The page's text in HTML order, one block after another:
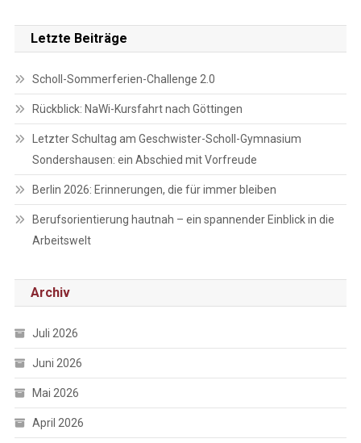
Letzte Beiträge
Scholl-Sommerferien-Challenge 2.0
Rückblick: NaWi-Kursfahrt nach Göttingen
Letzter Schultag am Geschwister-Scholl-Gymnasium
Sondershausen: ein Abschied mit Vorfreude
Berlin 2026: Erinnerungen, die für immer bleiben
Berufsorientierung hautnah – ein spannender Einblick in die
Arbeitswelt
Archiv
Juli 2026
Juni 2026
Mai 2026
April 2026